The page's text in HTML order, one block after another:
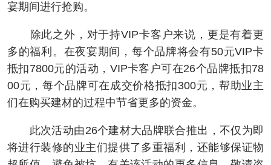
宴期间进行抢购。
除此之外，对于持VIP卡客户来说，更是有着更
多的福利。在夜宴期间，每个品牌将会有50元VIP卡
抵扣7800元的活动，VIP卡客户可在26个品牌抵扣78
00元，每个品牌可在成交价格抵扣300元，帮助业主
们在购买建材的过程中节省更多的资金。
此次活动由26个建材大品牌联合推出，不仅为即
将进行装修的业主们提供了多重福利，还能够保证物